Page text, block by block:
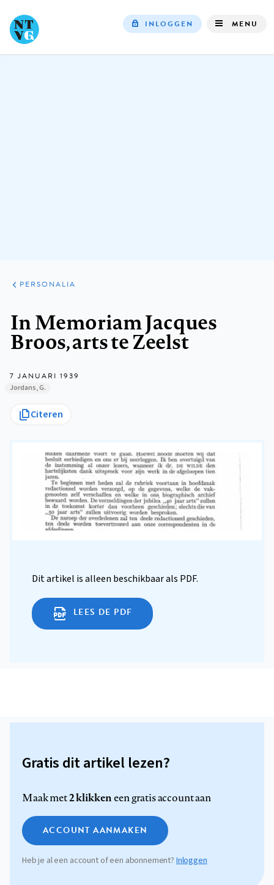
INLOGGEN MENU
ARTIKELEN
VARIA
PERSONALIA
In Memoriam Jacques
Broos, arts te Zeelst
7 JANUARI 1939
Jordans, G.
Citeren
Dit artikel is alleen beschikbaar als PDF.
LEES DE PDF
Gratis dit artikel lezen?
Maak met2 klikkeneen gratis account aan
ACCOUNT AANMAKEN
Heb je al een account of een abonnement? Inloggen